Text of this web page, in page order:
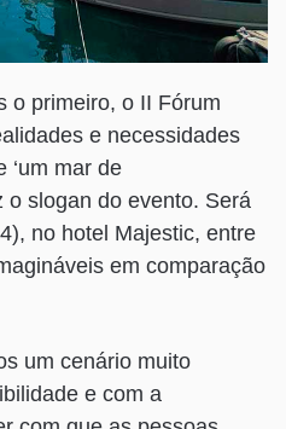
o primeiro, o II Fórum
e necessidades
‘um mar de
o slogan do evento. Será
no hotel Majestic, entre
em comparação
um cenário muito
e com a